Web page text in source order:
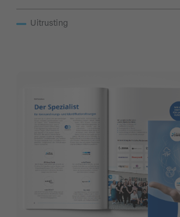
Uitrusting